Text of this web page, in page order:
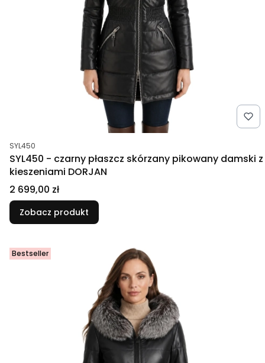
Kod produktu
SYL450
SYL450 - czarny płaszcz skórzany pikowany damski z
kieszeniami DORJAN
Cena
2 699,00 zł
Zobacz produkt
Bestseller